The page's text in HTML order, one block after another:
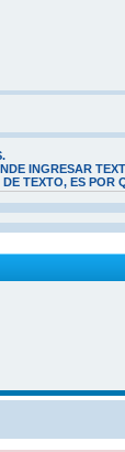
INGRESAR
TEXTO, ES POR